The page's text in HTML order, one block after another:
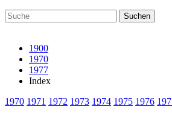
1900
1970
1977
Index
1970 1971 1972 1973 1974 1975 1976